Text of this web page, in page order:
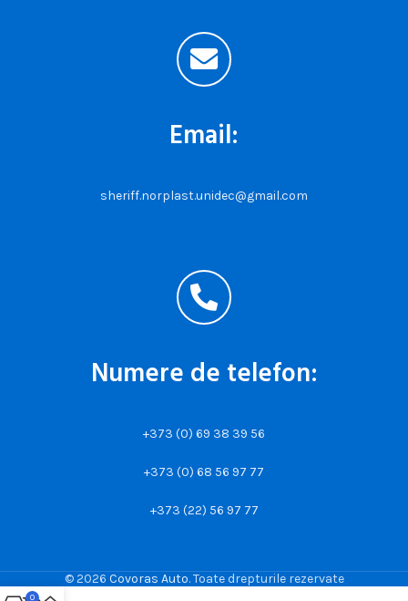
Email:
sheriff.norplast.unidec@gmail.com
Numere de telefon:
+373 (0) 69 38 39 56
+373 (0) 68 56 97 77
+373 (22) 56 97 77
© 2026 Covoras Auto. Toate drepturile rezervate
0